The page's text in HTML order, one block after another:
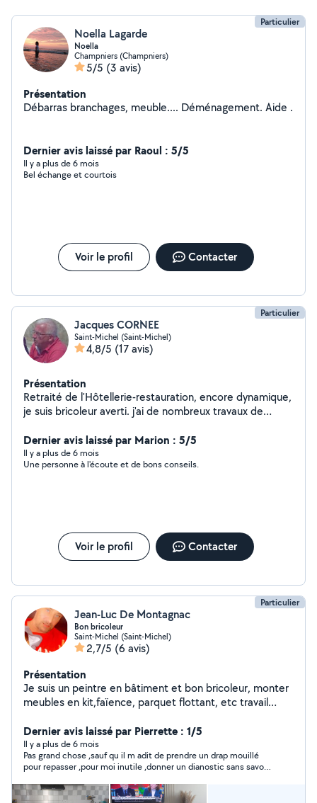
Particulier
Noella Lagarde
Noella
Champniers (Champniers)
5/5 (3 avis)
Présentation
Débarras branchages, meuble.... Déménagement. Aide .
Dernier avis laissé par Raoul : 5/5
Il y a plus de 6 mois
Bel échange et courtois
Voir le profil Contacter
Particulier
Jacques CORNEE
Saint-Michel (Saint-Michel)
4,8/5 (17 avis)
Présentation
Retraité de l'Hôtellerie-restauration, encore dynamique,
je suis bricoleur averti. j'ai de nombreux travaux de
visite d'abord le chantier et indique si je suis en mesure
d'executer.
Dernier avis laissé par Marion : 5/5
Il y a plus de 6 mois
Une personne à l'écoute et de bons conseils.
Voir le profil Contacter
Particulier
Jean-Luc De Montagnac
Bon bricoleur
Saint-Michel (Saint-Michel)
2,7/5 (6 avis)
Présentation
Je suis un peintre en bâtiment et bon bricoleur, monter
meubles en kit,faïence, parquet flottant, etc travail
Dernier avis laissé par Pierrette : 1/5
Il y a plus de 6 mois
Pas grand chose ,sauf qu il m adit de prendre un drap mouillé
pour repasser ,pour moi inutile ,donner un dianostic sans savoir